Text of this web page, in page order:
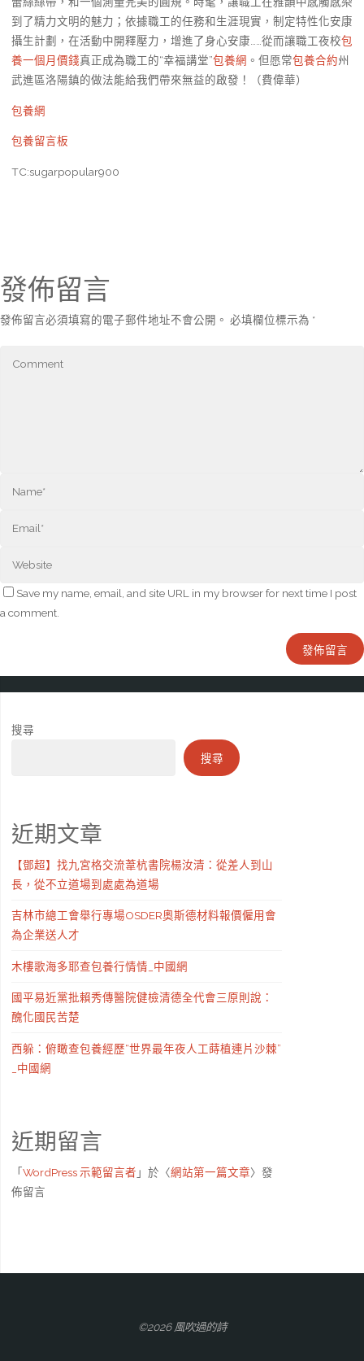
到了精力文明的魅力；依據職工的任務和生涯現實，制定特性化安康
攝生計劃，在活動中開釋壓力，增進了身心安康……從而讓職工夜校包
養一個月價錢真正成為職工的“幸福講堂”包養網 。但愿常包養合約州
武進區洛陽鎮的做法能給我們帶來無益的啟發！（費偉華）
包養網
包養留言板
TC:sugarpopular900
發佈留言
發佈留言必須填寫的電子郵件地址不會公開。 必填欄位標示為 *
Save my name, email, and site URL in my browser for next time I post
a comment.
搜尋
搜尋
近期文章
【鄧超】找九宮格交流葦杭書院楊汝清：從差人到山
長，從不立道場到處處為道場
吉林市總工會舉行專場OSDER奧斯德材料報價僱用會
為企業送人才
木樓歌海多耶查包養行情情_中國網
國平易近黨批賴秀傳醫院健檢清德全代會三原則說：
醜化國民苦楚
西躲：俯瞰查包養經歷“世界最年夜人工蒔植連片沙棘”
_中國網
近期留言
「WordPress 示範留言者 」於〈網站第一篇文章〉發
佈留言
©2026 風吹過的詩